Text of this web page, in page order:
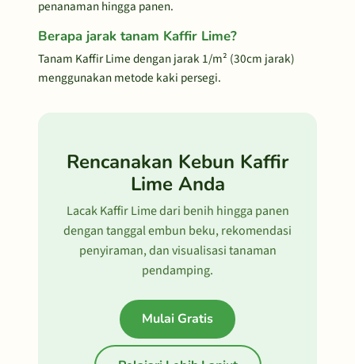
penanaman hingga panen.
Berapa jarak tanam Kaffir Lime?
Tanam Kaffir Lime dengan jarak 1/m² (30cm jarak)
menggunakan metode kaki persegi.
Rencanakan Kebun Kaffir
Lime Anda
Lacak Kaffir Lime dari benih hingga panen
dengan tanggal embun beku, rekomendasi
penyiraman, dan visualisasi tanaman
pendamping.
Mulai Gratis